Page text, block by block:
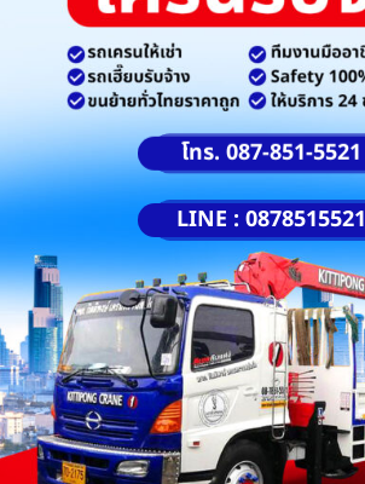
โทร. 087-851-5521
LINE : 0878515521